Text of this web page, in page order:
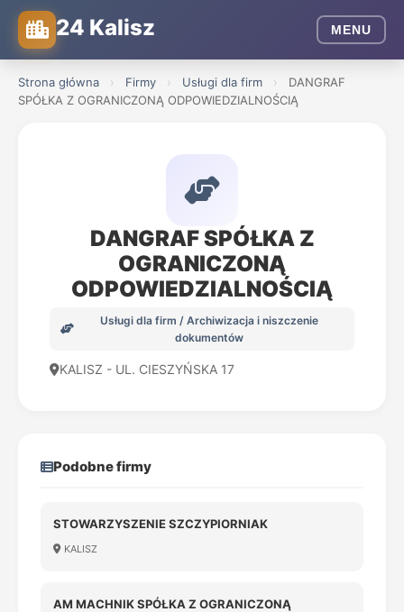
24 Kalisz MENU
Strona główna › Firmy › Usługi dla firm ›
DANGRAF
SPÓŁKA Z OGRANICZONĄ ODPOWIEDZIALNOŚCIĄ
DANGRAF SPÓŁKA Z
OGRANICZONĄ
ODPOWIEDZIALNOŚCIĄ
Usługi dla firm / Archiwizacja i niszczenie
dokumentów
KALISZ - UL. CIESZYŃSKA 17
Podobne firmy
STOWARZYSZENIE SZCZYPIORNIAK
KALISZ
AM MACHNIK SPÓŁKA Z OGRANICZONĄ